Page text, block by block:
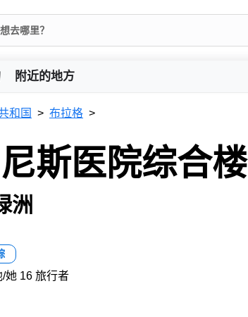
附近的地方
和国 布拉格
斯医院综合楼
洲
她 16 旅行者